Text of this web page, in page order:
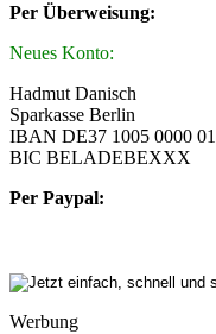
Per Überweisung:
Neues Konto:
Hadmut Danisch
Sparkasse Berlin
IBAN DE37 1005 0000
BIC BELADEBEXXX
Per Paypal:
Werbung